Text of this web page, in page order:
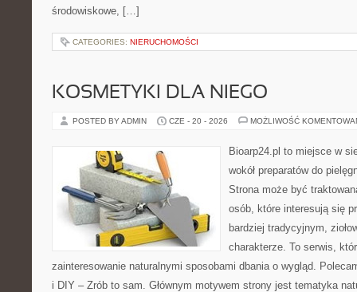
środowiskowe, […]
CATEGORIES: NIERUCHOMOŚCI
KOSMETYKI DLA NIEGO
POSTED BY ADMIN CZE - 20 - 2026 MOŻLIWOŚĆ
Bioarp24.pl to miejsce w
wokół preparatów do
Strona może być
osób, które interesują się
bardziej tradycyjnym,
charakterze. To serwis,
zainteresowanie naturalnymi sposobami dbania o wygląd.
i DIY – Zrób to sam. Głównym motywem strony jest tematyka